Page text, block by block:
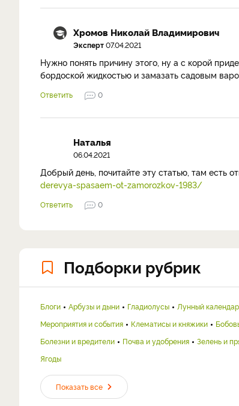
Хромов Николай Владимирович
Эксперт07.04.2021
Нужно понять причину этого, ну а с корой
бордоской жидкостью и замазать садовым
Ответить 0
Наталья
06.04.2021
Добрый день, почитайте эту статью, там есть
derevya-spasaem-ot-zamorozkov-1983/
Ответить 0
Подборки рубрик
Блоги Арбузы и дыни Гладиолусы Лунный
Мероприятия и события
Клематисы и княжики
Болезни и вредители
Почва и удобрения Зелень и
Ягоды
Показать все